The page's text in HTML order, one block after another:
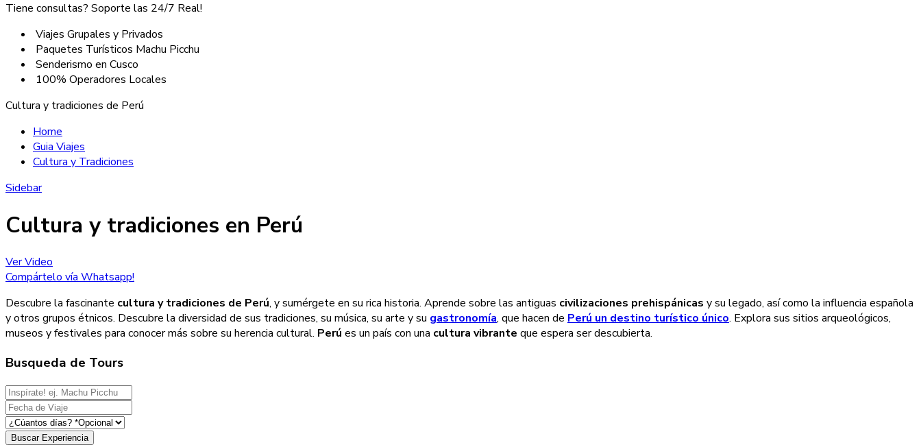
Tiene consultas? Soporte las 24/7 Real!
Viajes Grupales y Privados
Paquetes Turísticos Machu Picchu
Senderismo en Cusco
100% Operadores Locales
Cultura y tradiciones de Perú
Home
Guia Viajes
Cultura y Tradiciones
Sidebar
Cultura y tradiciones en Perú
Ver Video
Compártelo vía Whatsapp!
Descubre la fascinante cultura y tradiciones de Perú, y sumérgete en su rica historia. Aprende sobre las antiguas civilizaciones prehispánicas y su legado, así como la influencia española
y otros grupos étnicos. Descubre la diversidad de sus tradiciones, su música, su arte y su gastronomía, que hacen de Perú un destino turístico único. Explora sus sitios arqueológicos,
museos y festivales para conocer más sobre su herencia cultural. Perú es un país con una cultura vibrante que espera ser descubierta.
Busqueda de Tours
Buscar Experiencia